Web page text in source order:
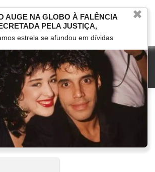
MARCOU NA TV HERANÇAS
✖
AUGE NA GLOBO À FALÊNCIA
PELA JUSTIÇA,
estrela se afundou em dívidas